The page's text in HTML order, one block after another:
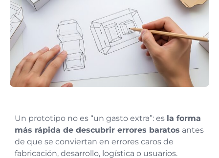
Un prototipo no es “un gasto extra”: es la forma
más rápida de descubrir errores baratos antes
de que se conviertan en errores caros de
fabricación, desarrollo, logística o usuarios.